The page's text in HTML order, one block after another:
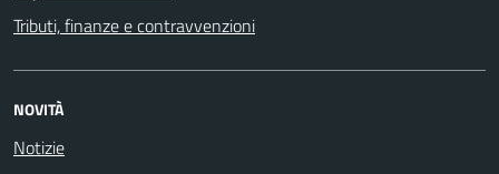
Tributi, finanze e contravvenzioni
NOVITÀ
Notizie